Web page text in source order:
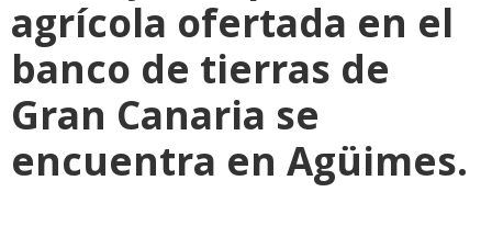
agrícola ofertada en el
banco de tierras de
Gran Canaria se
encuentra en Agüimes.